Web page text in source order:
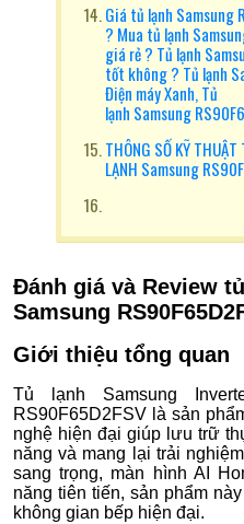
Giá tủ lạnh Samsung
? Mua tủ lạnh
giá rẻ ? Tủ lạnh
tốt không ? Tủ lạnh
Điện máy Xanh, Tủ
lạnh Samsung
THÔNG SỐ KỸ THUẬT
LẠNH Samsung
Đánh giá và Review
Samsung
Giới thiệu tổng quan
Tủ lạnh Samsung
RS90F65D2FSV là sản
nghệ hiện đại giúp lưu trữ
năng và mang lại trải
sang trọng, màn hình AI
năng tiên tiến, sản phẩm
không gian bếp hiện đại.